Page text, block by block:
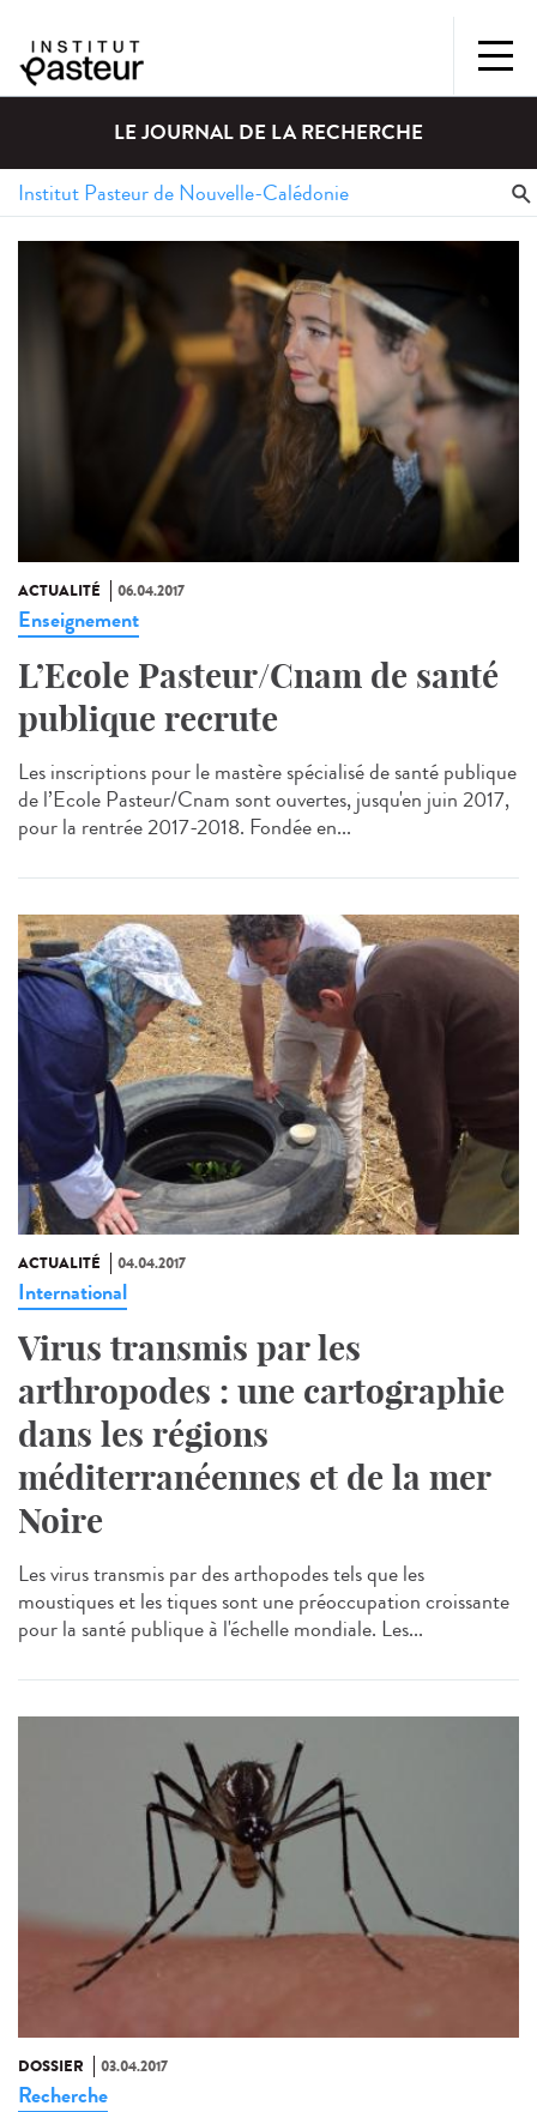
LE JOURNAL DE LA RECHERCHE
ACTUALITÉ 06.04.2017
Enseignement
L’Ecole Pasteur/Cnam de santé
publique recrute
Les inscriptions pour le mastère spécialisé de santé publique
de l’Ecole Pasteur/Cnam sont ouvertes, jusqu'en juin 2017,
pour la rentrée 2017-2018. Fondée en...
ACTUALITÉ 04.04.2017
International
Virus transmis par les
arthropodes : une cartographie
dans les régions
méditerranéennes et de la mer
Noire
Les virus transmis par des arthopodes tels que les
moustiques et les tiques sont une préoccupation croissante
pour la santé publique à l'échelle mondiale. Les...
DOSSIER 03.04.2017
Recherche